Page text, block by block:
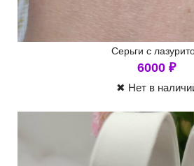
Серьги с
6000 ₽
✖ Нет в